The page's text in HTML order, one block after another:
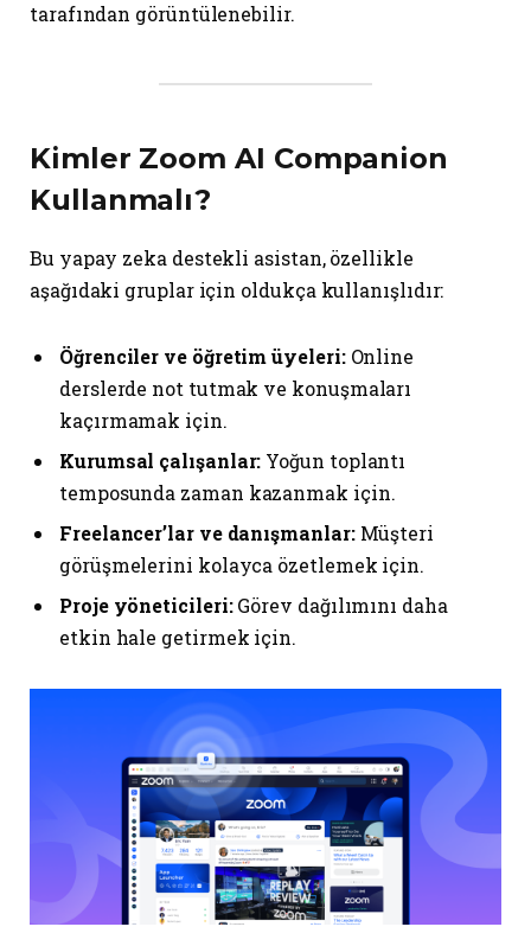
tarafından görüntülenebilir.
Kimler Zoom AI Companion
Kullanmalı?
Bu yapay zeka destekli asistan, özellikle
aşağıdaki gruplar için oldukça kullanışlıdır:
Öğrenciler ve öğretim üyeleri:Online
derslerde not tutmak ve konuşmaları
kaçırmamak için.
Kurumsal çalışanlar: Yoğun toplantı
temposunda zaman kazanmak için.
Freelancer’lar ve danışmanlar:Müşteri
görüşmelerini kolayca özetlemek için.
Proje yöneticileri:Görev dağılımını daha
etkin hale getirmek için.